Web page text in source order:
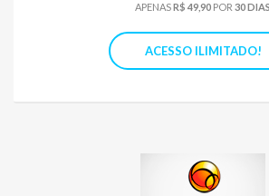
APENASR$ 49,90 POR 30 DIAS
ACESSO ILIMITADO!